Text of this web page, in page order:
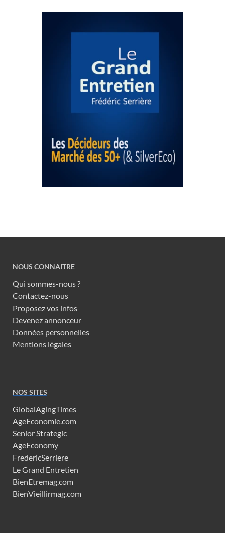
NOUS CONNAITRE
Qui sommes-nous ?
Contactez-nous
Proposez vos infos
Devenez annonceur
Données personnelles
Mentions légales
NOS SITES
GlobalAgingTimes
AgeEconomie.com
Senior Strategic
AgeEconomy
FredericSerriere
Le Grand Entretien
BienEtremag.com
BienVieillirmag.com